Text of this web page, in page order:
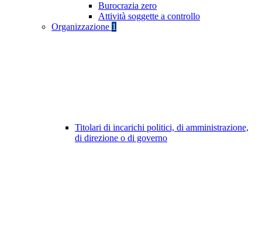
Burocrazia zero
Attività soggette a controllo
Organizzazione 1
Titolari di incarichi politici, di amministrazione,
di direzione o di governo